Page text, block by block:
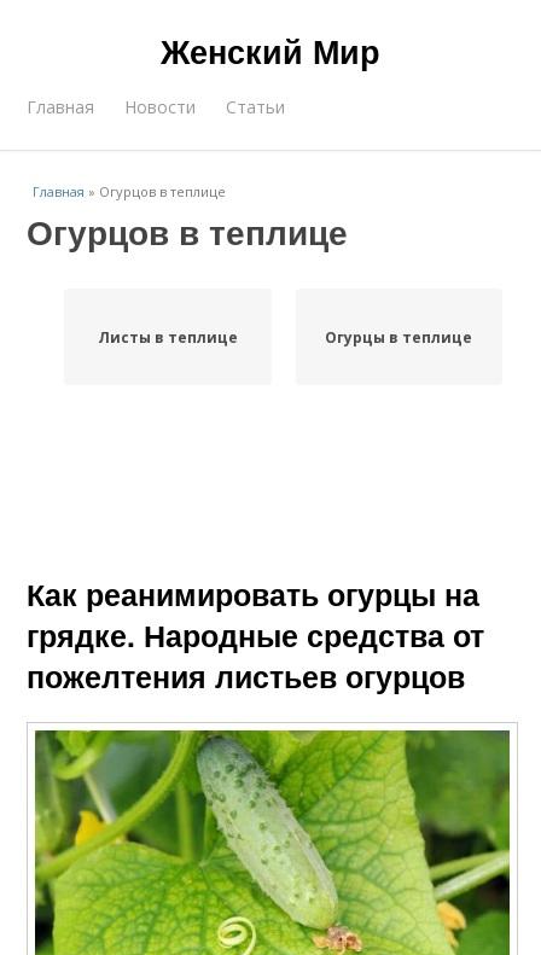
Женский Мир
Главная Новости Статьи
Главная » Огурцов в теплице
Огурцов в теплице
Листы в теплице Огурцы в теплице
Как реанимировать огурцы на
грядке. Народные средства от
пожелтения листьев огурцов